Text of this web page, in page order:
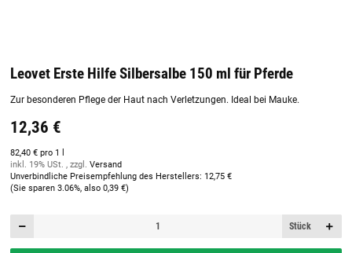
Leovet Erste Hilfe Silbersalbe 150 ml für Pferde
Zur besonderen Pflege der Haut nach Verletzungen. Ideal bei Mauke.
12,36 €
82,40 € pro 1 l
inkl. 19% USt. , zzgl. Versand
Unverbindliche Preisempfehlung des Herstellers: 12,75 €
(Sie sparen 3.06%, also 0,39 €)
Stück